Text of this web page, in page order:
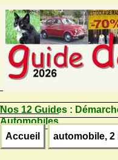
Nos 12 Guides :
Automobiles
Accueil
automobile, 2